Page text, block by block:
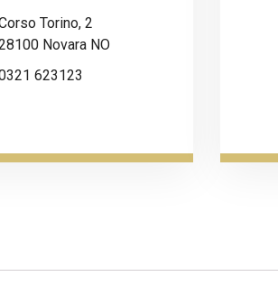
Torino, 2
Novara NO
623123